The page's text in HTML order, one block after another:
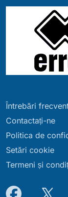
Întrebări
Contactați-ne
Politica de
Setări cookie
Termeni și